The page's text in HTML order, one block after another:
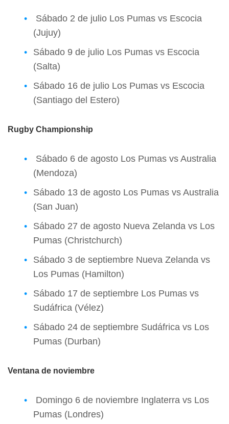
Sábado 2 de julio Los Pumas vs Escocia
(Jujuy)
Sábado 9 de julio Los Pumas vs Escocia
(Salta)
Sábado 16 de julio Los Pumas vs Escocia
(Santiago del Estero)
Rugby Championship
Sábado 6 de agosto Los Pumas vs Australia
(Mendoza)
Sábado 13 de agosto Los Pumas vs Australia
(San Juan)
Sábado 27 de agosto Nueva Zelanda vs Los
Pumas (Christchurch)
Sábado 3 de septiembre Nueva Zelanda vs
Los Pumas (Hamilton)
Sábado 17 de septiembre Los Pumas vs
Sudáfrica (Vélez)
Sábado 24 de septiembre Sudáfrica vs Los
Pumas (Durban)
Ventana de noviembre
Domingo 6 de noviembre Inglaterra vs Los
Pumas (Londres)